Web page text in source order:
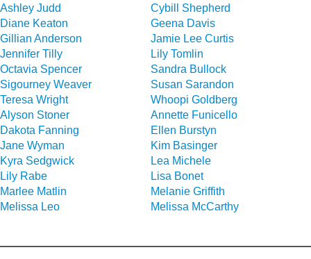
Ashley Judd
Cybill Shepherd
Diane Keaton
Geena Davis
Gillian Anderson
Jamie Lee Curtis
Jennifer Tilly
Lily Tomlin
Octavia Spencer
Sandra Bullock
Sigourney Weaver
Susan Sarandon
Teresa Wright
Whoopi Goldberg
Alyson Stoner
Annette Funicello
Dakota Fanning
Ellen Burstyn
Jane Wyman
Kim Basinger
Kyra Sedgwick
Lea Michele
Lily Rabe
Lisa Bonet
Marlee Matlin
Melanie Griffith
Melissa Leo
Melissa McCarthy